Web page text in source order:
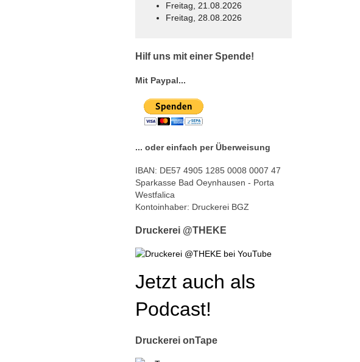
Freitag, 21.08.2026
Freitag, 28.08.2026
Hilf uns mit einer Spende!
Mit Paypal...
... oder einfach per Überweisung
IBAN: DE57 4905 1285 0008 0007 47
Sparkasse Bad Oeynhausen - Porta
Westfalica
Kontoinhaber: Druckerei BGZ
Druckerei @THEKE
Jetzt auch als
Podcast!
Druckerei onTape